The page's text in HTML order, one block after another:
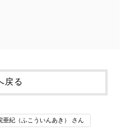
戻る
亜紀（ふこういんあき） さん